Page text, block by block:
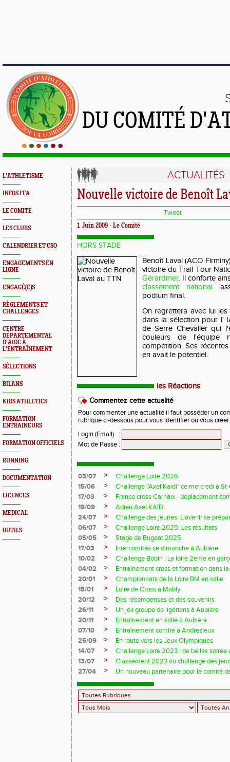
DU COMITÉ
L'ATHLETISME
INFOS FFA
LE COMITE
LES CLUBS
CALENDRIER ET CSO
ENGAGEMENTS EN
LIGNE
ENGAGÉ(E)S
RÈGLEMENTS ET
CHALLENGES
CENTRE
DÉPARTEMENTAL
D'AIDE À
L'ENTRAÎNEMENT
SÉLECTIONS
BILANS
KIDS ATHLETICS
FORMATION
ENTRAINEURS
FORMATION OFFICIELS
RUNNING
DOCUMENTATION
LICENCES
MEDICAL
OUTILS
ACTUALITÉS
Nouvelle victoire de Benoît
Tweet
1 Juin 2009 - Le Comité
HORS STADE
Benoît Laval (ACO
victoire du Trail Tour
Gérardmer. Il conforte
classement national
podium final.
On regrettera avec lui les
dans la sélection pour l'
de Serre Chevalier qui
couleurs de l'équipe
compétition. Ses
en avait le potentiel.
les Réactions
Commentez cette actualité
Pour commenter une actualité il faut posséder un
rubrique ci-dessous pour vous identifier ou vous
Login (Email)
:
Mot de Passe :
03/07 >
Challenge Loire 2026
15/06
>
Challenge "Axel Kaidi" ce mercredi à
17/03
>
France cross Carhaix - déplacement
19/09
>
Adieu Axel KAÏDI
24/07
>
Challenge des jeunes: L'avenir se
06/07
>
Challenge Loire 2025: Les résultats
05/05
>
Stage de Bugeat 2025
17/03
>
Intercomités ce dimanche à Aubière
10/02
>
Challenge Bobin : La loire 2ème en
04/02
>
Entraînement cross et formation dans
20/01
>
Championnats de la Loire BM en salle
15/01
>
Loire de Cross à Mably
20/12
>
Des récompenses et des souvenirs
26/11
>
Un joli groupe de ligériens à Aubière
20/11
>
Entraînement en salle à Aubière
07/10
>
Entraînement comité à Andrezieux
25/09
>
En route vers les Jeux Olympiques
14/07
>
Challenge Loire 2023 : de belles soirée
13/07
>
Classement 2023 du challenge des
27/04
> Un nouveau partenaire pour le comité